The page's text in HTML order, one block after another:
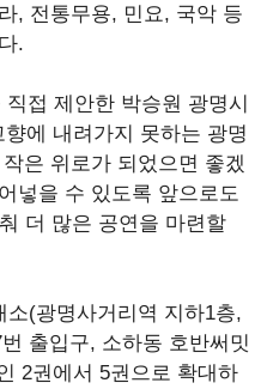
, 전통무용, 민요, 국악 등
.
직접 제안한 박승원 광명시
에 내려가지 못하는 광명
은 위로가 되었으면 좋겠
넣을 수 있도록 앞으로도
더 많은 공연을 마련할
(광명사거리역 지하1층,
출입구, 소하동 호반써밋
2권에서 5권으로 확대하